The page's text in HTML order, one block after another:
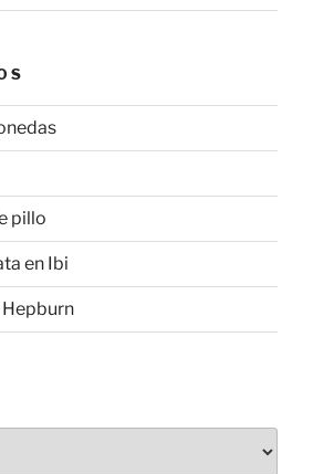
pillo
en Ibi
Hepburn